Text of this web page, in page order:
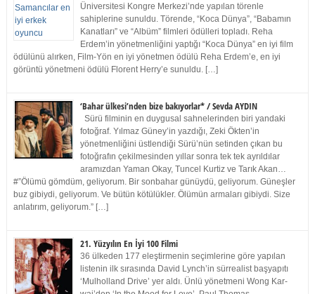
Üniversitesi Kongre Merkezi’nde yapılan törenle
sahiplerine sunuldu. Törende, “Koca Dünya”, “Babamın
Kanatları” ve “Albüm” filmleri ödülleri topladı. Reha
Erdem’in yönetmenliğini yaptığı “Koca Dünya” en iyi film
ödülünü alırken, Film-Yön en iyi yönetmen ödülü Reha Erdem’e, en iyi
görüntü yönetmeni ödülü Florent Herry’e sunuldu. […]
‘Bahar ülkesi’nden bize bakıyorlar* / Sevda AYDIN
Sürü filminin en duygusal sahnelerinden biri yandaki
fotoğraf. Yılmaz Güney’in yazdığı, Zeki Ökten’in
yönetmenliğini üstlendiği Sürü’nün setinden çıkan bu
fotoğrafın çekilmesinden yıllar sonra tek tek ayrıldılar
aramızdan Yaman Okay, Tuncel Kurtiz ve Tarık Akan…
#”Ölümü gömdüm, geliyorum. Bir sonbahar günüydü, geliyorum. Güneşler
buz gibiydi, geliyorum. Ve bütün kötülükler. Ölümün armaları gibiydi. Size
anlatırım, geliyorum.” […]
21. Yüzyılın En İyi 100 Filmi
36 ülkeden 177 eleştirmenin seçimlerine göre yapılan
listenin ilk sırasında David Lynch’in sürrealist başyapıtı
‘Mulholland Drive’ yer aldı. Ünlü yönetmeni Wong Kar-